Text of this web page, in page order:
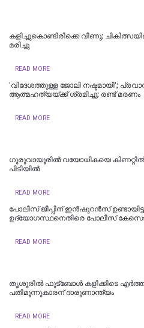
കളിച്ചുകൊണ്ടിരിക്കെ വീണു;
മരിച്ചു
READ MORE
'വിദേശത്തുള്ള ജോലി നഷ്ടമായി';
ആത്മഹത്യയ്ക്ക് ശ്രമിച്ചു; രണ്ട് മരണം
READ MORE
ഗുരുവായൂരില്‍ വയോധികയെ കിണറ്റില്‍
പിടിയില്‍
READ MORE
പോലീസ് ജീപ്പിന് ഇൻഷുറൻസ്
ഉദ്യോഗസ്ഥനെതിരെ പോലീസ്
READ MORE
തൃശൂരില്‍ ഫുട്ബോൾ കളിക്കിടെ എർത്ത്
പതിമൂന്നുകാരന് ദാരുണാന്ത്യം
READ MORE